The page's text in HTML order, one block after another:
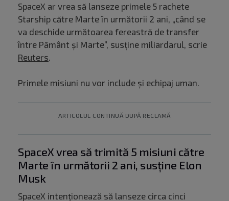
SpaceX ar vrea să lanseze primele 5 rachete
Starship către Marte în următorii 2 ani, „când se
va deschide următoarea fereastră de transfer
între Pământ și Marte”, susține miliardarul, scrie
Reuters.
Primele misiuni nu vor include și echipaj uman.
ARTICOLUL CONTINUĂ DUPĂ RECLAMĂ
SpaceX vrea să trimită 5 misiuni către
Marte în următorii 2 ani, susține Elon
Musk
SpaceX intenţionează să lanseze circa cinci